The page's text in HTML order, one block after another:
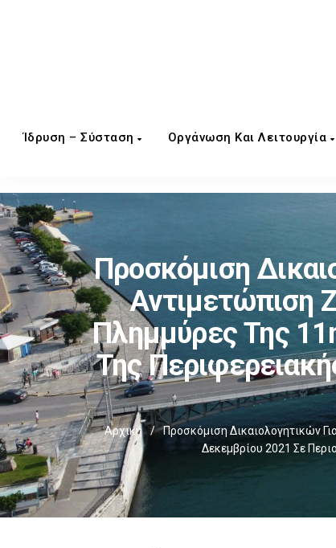
Ίδρυση – Σύσταση Οργάνωση Και Λειτουργία
Προσκόμιση
Αντιμετώπιση
Πλημμύρες Της
Της
Αρχική /
Προσκόμιση Δικαιολογητικών
Δεκεμβρίου 2021 Σε